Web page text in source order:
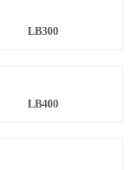
LB300
LB400